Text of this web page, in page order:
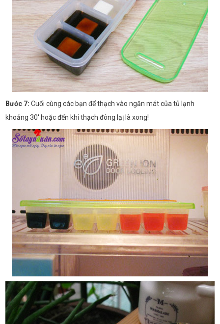
Bước 7: Cuối cùng các bạn để thạch vào ngăn mát của tủ lạnh
khoảng 30' hoặc đến khi thạch đông lạị là xong!